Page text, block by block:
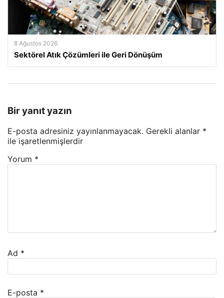
8 Ağustos 2026
Sektörel Atık Çözümleri ile Geri Dönüşüm
Bir yanıt yazın
E-posta adresiniz yayınlanmayacak. Gerekli alanlar *
ile işaretlenmişlerdir
Yorum *
Ad *
E-posta *